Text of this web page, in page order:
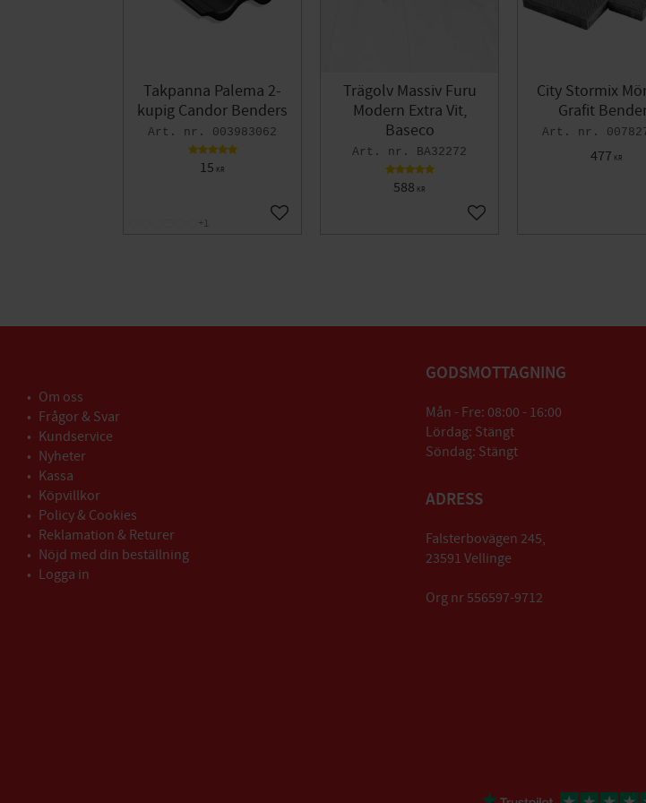
Takpanna Palema 2-
kupig Candor Benders
003983062
15 KR
Lägg till i favoriter
+1
Trägolv Massiv Furu
Modern Extra Vit,
Baseco
BA32272
588 KR
Lägg till i favoriter
City Stormix
Grafit
477 KR
Om oss
Frågor & Svar
Kundservice
Nyheter
Kassa
Köpvillkor
Policy & Cookies
Reklamation & Returer
Nöjd med din beställning
Logga in
GODSMOTTAGNING
Mån - Fre: 08:00 - 16:00
Lördag: Stängt
Söndag: Stängt
ADRESS
Falsterbovägen 245,
23591 Vellinge
Org nr 556597-9712